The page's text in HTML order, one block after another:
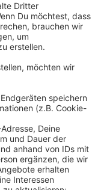
05:24
keinen negativen
genesen oder
in der Halle
nichts. Da
Badegäste
in den Bädern,
reservieren.
Voraus